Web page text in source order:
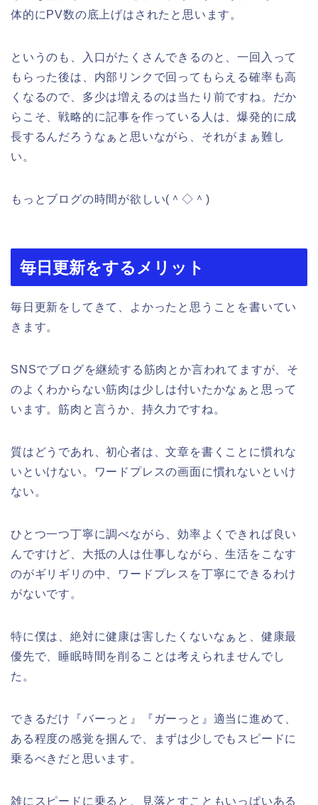
体的にPV数の底上げはされたと思います。
というのも、入口がたくさんできるのと、一回入って
もらった後は、内部リンクで回ってもらえる確率も高
くなるので、多少は増えるのは当たり前ですね。だか
らこそ、戦略的に記事を作っている人は、爆発的に成
長するんだろうなぁと思いながら、それがまぁ難し
い。
もっとブログの時間が欲しい(＾◇＾)
毎日更新をするメリット
毎日更新をしてきて、よかったと思うことを書いてい
きます。
SNSでブログを継続する筋肉とか言われてますが、そ
のよくわからない筋肉は少しは付いたかなぁと思って
います。筋肉と言うか、持久力ですね。
質はどうであれ、初心者は、文章を書くことに慣れな
いといけない。ワードプレスの画面に慣れないといけ
ない。
ひとつ一つ丁寧に調べながら、効率よくできれば良い
んですけど、大抵の人は仕事しながら、生活をこなす
のがギリギリの中、ワードプレスを丁寧にできるわけ
がないです。
特に僕は、絶対に健康は害したくないなぁと、健康最
優先で、睡眠時間を削ることは考えられませんでし
た。
できるだけ『バーっと』『ガーっと』適当に進めて、
ある程度の感覚を掴んで、まずは少しでもスピードに
乗るべきだと思います。
雑にスピードに乗ると、見落とすこともいっぱいある